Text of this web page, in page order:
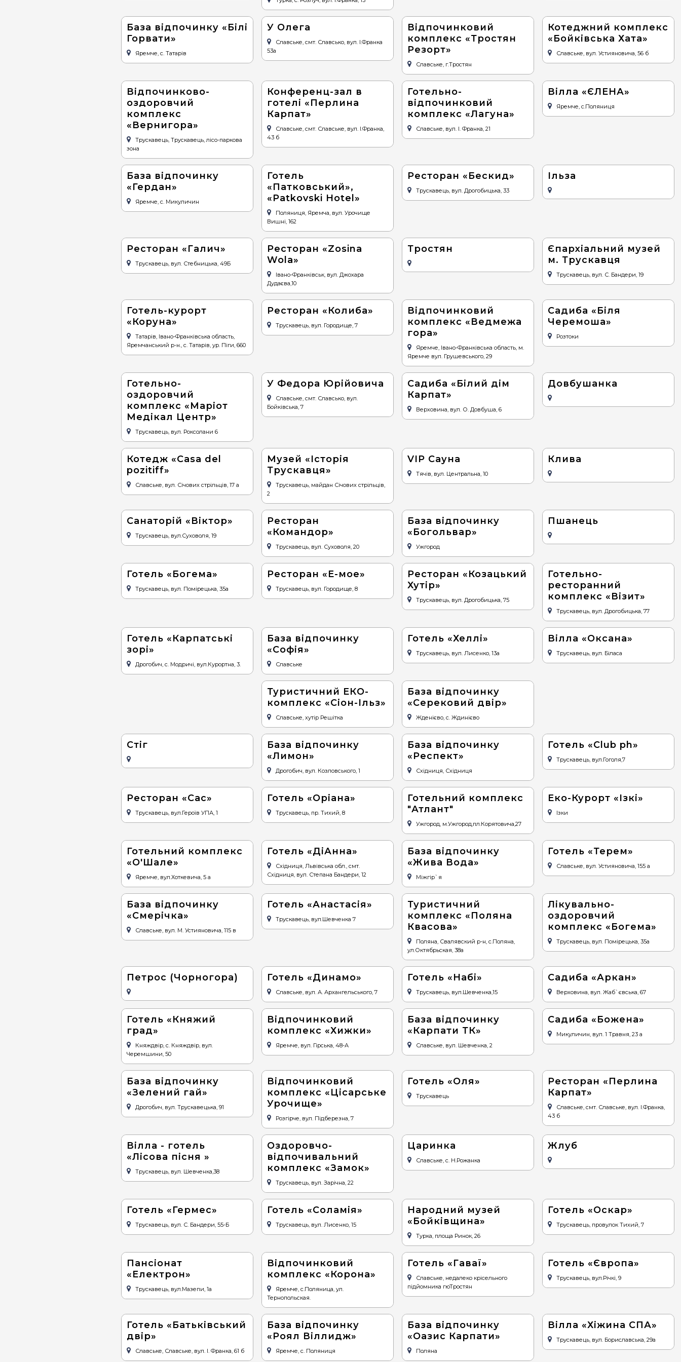
База відпочинку «Білі
Горвати»
Яремче, с. Татарів
У Олега
Славське, смт. Славсько, вул. І.Франка
53а
Відпочинковий
комплекс «Тростян
Резорт»
Славське, г.Тростян
Котеджний комплекс
«Бойківська Хата»
Славське, вул. Устияновича, 56 б
Відпочинково-
оздоровчий
комплекс
«Вернигора»
Трускавець, Трускавець, лісо-паркова
зона
Конференц-зал в
готелі «Перлина
Карпат»
Славське, смт. Славське, вул. І.Франка,
43 б
Готельно-
відпочинковий
комплекс «Лагуна»
Славське, вул. І. Франка, 21
Вілла «ЄЛЕНА»
Яремче, с.Поляниця
База відпочинку
«Гердан»
Яремче, с. Микуличин
Готель
«Патковський»,
«Patkovski Hotel»
Поляниця, Яремча, вул. Урочище
Вишні, 162
Ресторан «Бескид»
Трускавець, вул. Дрогобицька, 33
Ільза
Ресторан «Галич»
Трускавець, вул. Стебницька, 49Б
Ресторан «Zosina
Wola»
Івано-Франківськ, вул. Джохара
Дудаєва,10
Тростян
Єпархіальний музей
м. Трускавця
Трускавець, вул. С. Бандери, 19
Готель-курорт
«Коруна»
Татарів, Івано-Франківська область,
Яремчанський р-н., с. Татарів, ур. Піги, 660
Ресторан «Колиба»
Трускавець, вул. Городище, 7
Відпочинковий
комплекс «Ведмежа
гора»
Яремче, Івано-Франківська область, м.
Яремче вул. Грушевського, 29
Cадиба «Біля
Черемоша»
Розтоки
Готельно-
оздоровчий
комплекс «Маріот
Медікал Центр»
Трускавець, вул. Роксолани 6
У Федора Юрійовича
Славське, смт. Славсько, вул.
Бойківська, 7
Cадиба «Білий дім
Карпат»
Верховина, вул. О. Довбуша, 6
Довбушанка
Котедж «Casa del
pozitiff»
Славське, вул. Січових стрільців, 17 а
Музей «Історія
Трускавця»
Трускавець, майдан Січових стрільців,
2
VIP Сауна
Тячів, вул. Центральна, 10
Клива
Санаторій «Віктор»
Трускавець, вул.Суховоля, 19
Ресторан
«Командор»
Трускавець, вул. Суховоля, 20
База відпочинку
«Богольвар»
Ужгород
Пшанець
Готель «Богема»
Трускавець, вул. Помірецька, 35а
Ресторан «Е-мое»
Трускавець, вул. Городище, 8
Ресторан «Козацький
Хутір»
Трускавець, вул. Дрогобицька, 75
Готельно-
ресторанний
комплекс «Візит»
Трускавець, вул. Дрогобицька, 77
Готель «Карпатські
зорі»
Дрогобич, с. Модричі, вул.Курортна, 3.
База відпочинку
«Софія»
Славське
Готель «Хеллі»
Трускавець, вул. Лисенко, 13а
Вілла «Оксана»
Трускавець, вул. Біласа
Туристичний ЕКО-
комплекс «Сіон-Ільз»
Славське, хутір Решітка
База відпочинку
«Серековий двір»
Жденієво, с. Ждинієво
Стіг
База відпочинку
«Лимон»
Дрогобич, вул. Козловського, 1
База відпочинку
«Респект»
Східниця, Східниця
Готель «Сlub ph»
Трускавець, вул.Гоголя,7
Ресторан «Сас»
Трускавець, вул.Героїв УПА, 1
Готель «Оріана»
Трускавець, пр. Тихий, 8
Готельний комплекс
"Атлант"
Ужгород, м.Ужгород,пл.Корятовича,27
Еко-Курорт «Ізкі»
Ізки
Готельний комплекс
«О'Шале»
Яремче, вул.Хоткевича, 5 а
Готель «ДіАнна»
Східниця, Львівська обл., смт.
Східниця, вул. Степана Бандери, 12
База відпочинку
«Жива Вода»
Міжгір`я
Готель «Терем»
Славське, вул. Устияновича, 155 а
База відпочинку
«Смерічка»
Славське, вул. М. Устияновича, 115 в
Готель «Анастасія»
Трускавець, вул.Шевченка 7
Туристичний
комплекс «Поляна
Квасова»
Поляна, Свалявский р-н, с.Поляна,
ул.Октябрьская, 38а
Лікувально-
оздоровчий
комплекс «Богема»
Трускавець, вул. Помірецька, 35a
Петрос (Чорногора) Готель «Динамо»
Славське, вул. А. Архангельського, 7
Готель «Набі»
Трускавець, вул.Шевченка,15
Cадиба «Аркан»
Верховина, вул. Жаб`євська, 67
Готель «Княжий
град»
Княждвір, с. Княждвір, вул.
Черемшини, 50
Відпочинковий
комплекс «Хижки»
Яремче, вул. Гірська, 48-А
База відпочинку
«Карпати ТК»
Славське, вул. Шевченка, 2
Cадиба «Божена»
Микуличин, вул. 1 Травня, 23 а
База відпочинку
«Зелений гай»
Дрогобич, вул. Трускавецька, 91
Відпочинковий
комплекс «Цісарське
Урочище»
Розгірче, вул. Підберезна, 7
Готель «Оля»
Трускавець
Ресторан «Перлина
Карпат»
Славське, смт. Славське, вул. І.Франка,
43 б
Вілла - готель
«Лісова пісня »
Трускавець, вул. Шевченка,38
Оздоровчо-
відпочивальний
комплекс «Замок»
Трускавець, вул. Зарічна, 22
Царинка
Славське, с. Н.Рожанка
Жлуб
Готель «Гермес»
Трускавець, вул. С. Бандери, 55-Б
Готель «Соламія»
Трускавець, вул. Лисенко, 15
Народний музей
«Бойківщина»
Турка, площа Ринок, 26
Готель «Оскар»
Трускавець, провулок Тихий, 7
Пансіонат
«Електрон»
Трускавець, вул.Мазепи, 1а
Відпочинковий
комплекс «Корона»
Яремче, с.Поляница, ул.
Тернопольская.
Готель «Гаваї»
Славське, недалеко крісельного
підйомника гюТростян
Готель «Європа»
Трускавець, вул.Річкі, 9
Готель «Батьківський
двір»
Славське, Славське, вул. І. Франка, 61 б
База відпочинку
«Роял Віллидж»
Яремче, с. Поляниця
База відпочинку
«Оазис Карпати»
Поляна
Вілла «Хіжина СПА»
Трускавець, вул. Бориславська, 29а